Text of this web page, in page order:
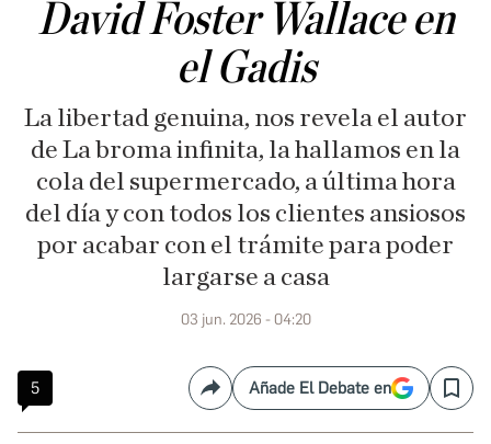
David Foster Wallace en
el Gadis
La libertad genuina, nos revela el autor
de La broma infinita, la hallamos en la
cola del supermercado, a última hora
del día y con todos los clientes ansiosos
por acabar con el trámite para poder
largarse a casa
03 jun. 2026 - 04:20
5 CompartirAñade El Debate en Save